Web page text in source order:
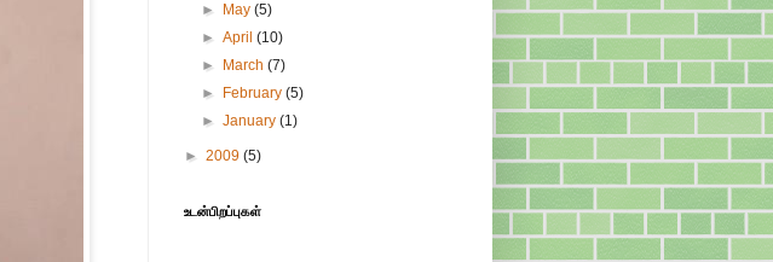
►
May(5)
►April(10)
►
March(7)
►
February(5)
►January(1)
► 2009 (5)
உடன்பிறப்புகள்